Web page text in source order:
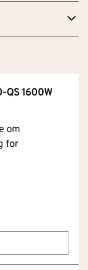
1600W
om
for